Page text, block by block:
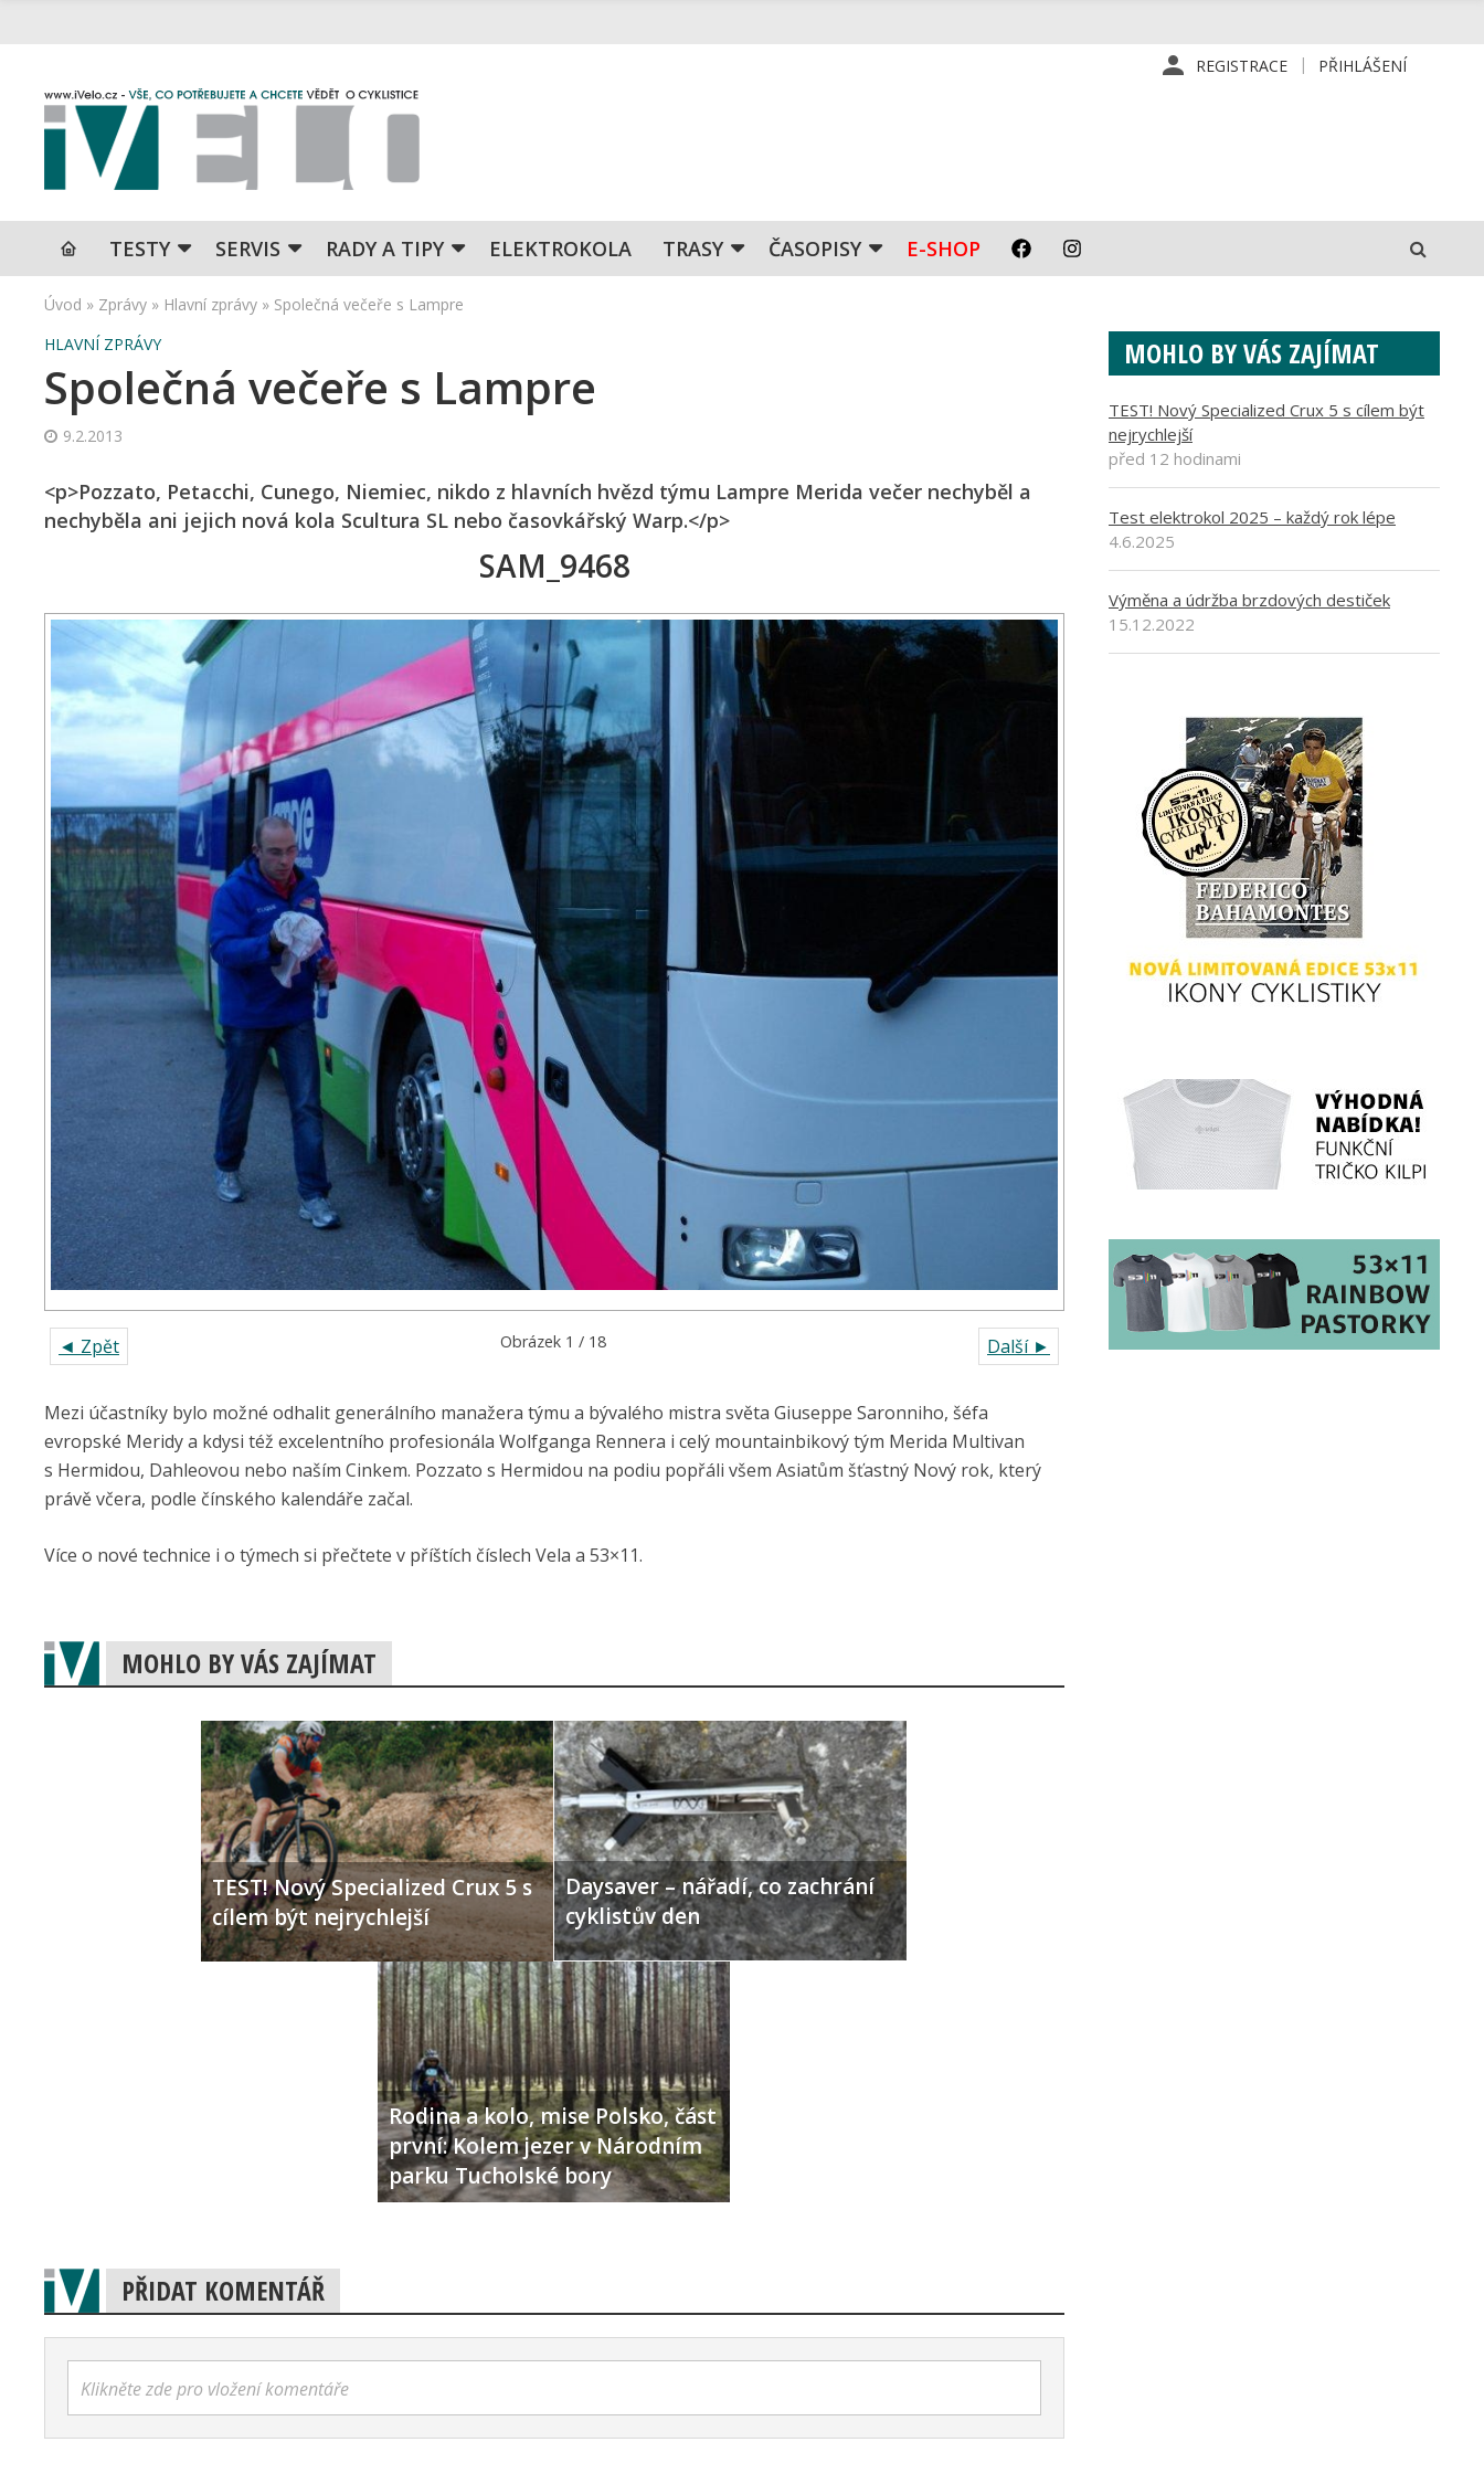
REGISTRACE PŘIHLÁŠENÍ
TESTY SERVIS RADY A TIPY ELEKTROKOLA TRASY ČASOPISY E-SHOP
Úvod » Zprávy » Hlavní zprávy » Společná večeře s Lampre
HLAVNÍ ZPRÁVY
Společná večeře s Lampre
9.2.2013
<p>Pozzato, Petacchi, Cunego, Niemiec, nikdo z hlavních hvězd týmu Lampre Merida večer nechyběl a
nechyběla ani jejich nová kola Scultura SL nebo časovkářský Warp.</p>
SAM_9468
◄ Zpět Další ►
Obrázek 1 / 18
Mezi účastníky bylo možné odhalit generálního manažera týmu a bývalého mistra světa Giuseppe Saronniho, šéfa
evropské Meridy a kdysi též excelentního profesionála Wolfganga Rennera i celý mountainbikový tým Merida Multivan
s Hermidou, Dahleovou nebo naším Cinkem. Pozzato s Hermidou na podiu popřáli všem Asiatům šťastný Nový rok, který
právě včera, podle čínského kalendáře začal.
Více o nové technice i o týmech si přečtete v příštích číslech Vela a 53×11.
MOHLO BY VÁS ZAJÍMAT
TEST! Nový Specialized Crux 5 s
cílem být nejrychlejší
Daysaver – nářadí, co zachrání
cyklistův den
Rodina a kolo, mise Polsko, část
první: Kolem jezer v Národním
parku Tucholské bory
PŘIDAT KOMENTÁŘ
Klikněte zde pro vložení komentáře
MOHLO BY VÁS ZAJÍMAT
TEST! Nový Specialized Crux 5 s cílem být
nejrychlejší
před 12 hodinami
Test elektrokol 2025 – každý rok lépe
4.6.2025
Výměna a údržba brzdových destiček
15.12.2022